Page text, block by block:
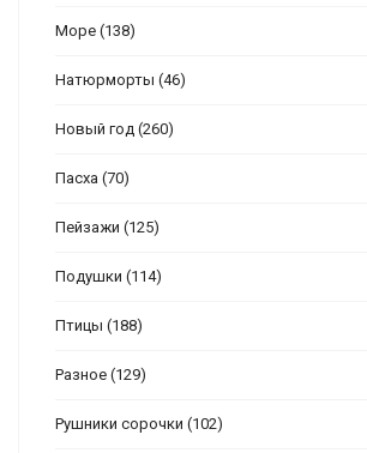
Море (138)
Натюрморты (46)
Новый год (260)
Пасха (70)
Пейзажи (125)
Подушки (114)
Птицы (188)
Разное (129)
Рушники сорочки (102)